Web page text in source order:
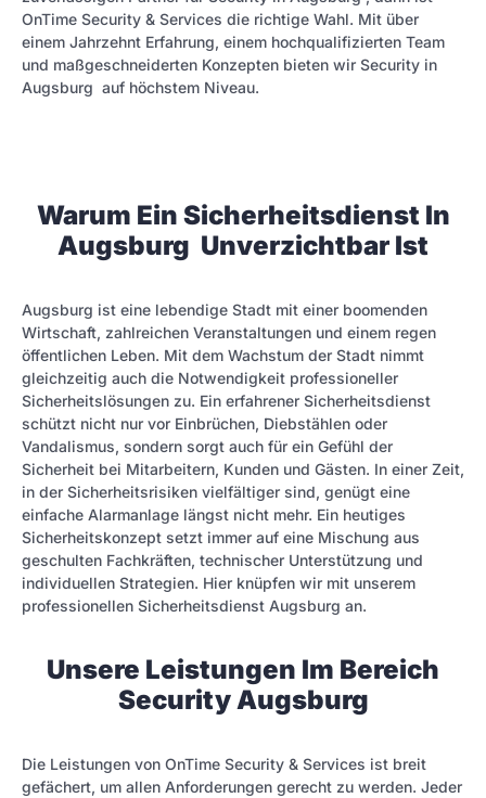
OnTime Security & Services die richtige Wahl. Mit über
einem Jahrzehnt Erfahrung, einem hochqualifizierten Team
und maßgeschneiderten Konzepten bieten wir Security in
Augsburg auf höchstem Niveau.
Warum Ein Sicherheitsdienst In
Augsburg Unverzichtbar Ist
Augsburg ist eine lebendige Stadt mit einer boomen­den
Wirtschaft, zahlreichen Veranstaltungen und einem regen
öffentlichen Leben. Mit dem Wachstum der Stadt nimmt
gleichzeitig auch die Notwendigkeit professioneller
Sicherheitslösungen zu. Ein erfahrener Sicherheitsdienst
schützt nicht nur vor Einbrüchen, Diebstählen oder
Vandalismus, sondern sorgt auch für ein Gefühl der
Sicherheit bei Mitarbeitern, Kunden und Gästen. In einer Zeit,
in der Sicherheitsrisiken vielfältiger sind, genügt eine
einfache Alarmanlage längst nicht mehr. Ein heutiges
Sicherheitskonzept setzt immer auf eine Mischung aus
geschulten Fachkräften, technischer Unterstützung und
individuellen Strategien. Hier knüpfen wir mit unserem
professionellen Sicherheitsdienst Augsburg an.
Unsere Leistungen Im Bereich
Security Augsburg
Die Leistungen von OnTime Security & Services ist breit
gefächert, um allen Anforderungen gerecht zu werden. Jeder